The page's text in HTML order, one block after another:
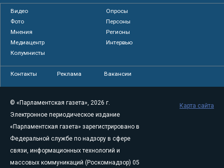
Видео
Опросы
Фото
Персоны
Мнения
Регионы
Медиацентр
Интервью
Колумнисты
Контакты Реклама Вакансии
© «Парламентская газета», 2026 г.
Электронное периодическое издание
«Парламентская газета» зарегистрировано в
Федеральной службе по надзору в сфере
связи, информационных технологий и
массовых коммуникаций (Роскомнадзор) 05
Карта сайта